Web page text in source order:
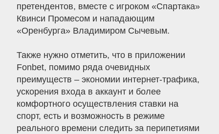
претендентов, вместе с игроком «Спартака»
Квинси Промесом и нападающим
«Оренбурга» Владимиром Сычевым.
Также нужно отметить, что в приложении
Fonbet, помимо ряда очевидных
преимуществ – экономии интернет-трафика,
ускорения входа в аккаунт и более
комфортного осуществления ставки на
спорт, есть и возможность в режиме
реального времени следить за перипетиями